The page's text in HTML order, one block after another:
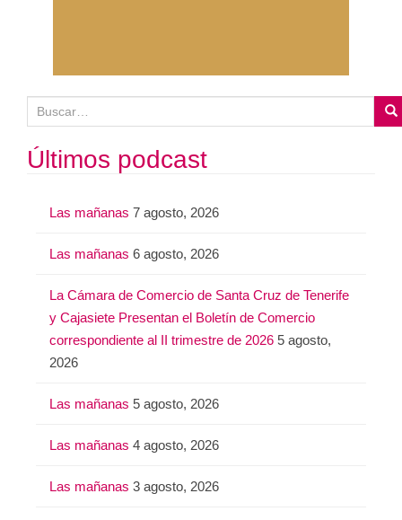
u
sÚltimos podcast
Las mañanas 7 agosto, 2026
Las mañanas 6 agosto, 2026
La Cámara de Comercio de Santa Cruz de Tenerife
y Cajasiete Presentan el Boletín de Comercio
correspondiente al II trimestre de 2026 5 agosto,
2026
Las mañanas 5 agosto, 2026
Las mañanas 4 agosto, 2026
Las mañanas 3 agosto, 2026